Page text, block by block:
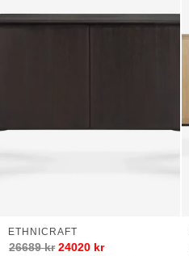
ETHNICRAFT
26689kr 24020 kr